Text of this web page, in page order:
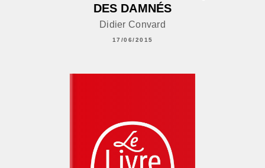
DES DAMNÉS
Didier Convard
17/06/2015